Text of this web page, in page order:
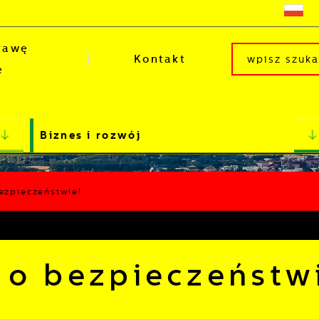
Kontakt
Biznes i rozwój